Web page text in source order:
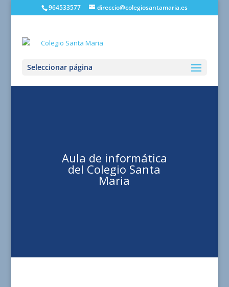
964533577 direccio@colegiosantamaria.es
Seleccionar página
Aula de informática
del Colegio Santa
Maria